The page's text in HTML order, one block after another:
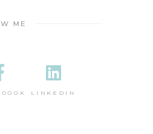
ME
LINKEDIN